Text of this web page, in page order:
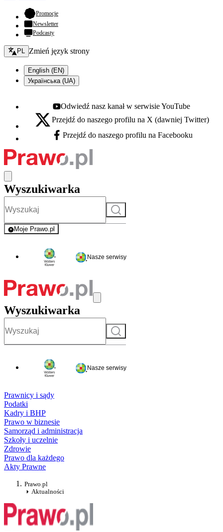
Promocje- otwiera się w nowej karcie
Newsletter
Podcasty
Zmień język - bieżący:
PL Zmień język strony
English (EN)
Українська (UA)
Youtube - otwiera się w nowej karcie
Odwiedź nasz kanał w serwisie YouTube
X - otwiera się w nowej karcie
Przejdź do naszego profilu na X (dawniej Twitter)
Facebook - otwiera się w nowej karcie
Przejdź do naszego profilu na Facebooku
Wyszukiwarka
Szukaj
Moje Prawo.pl
- rejestracja i logowanie do serwisu
Nasze serwisy
Wyszukiwarka
Szukaj
Nasze serwisy
Prawnicy i sądy
Podatki
Kadry i BHP
Prawo w biznesie
Samorząd i administracja
Szkoły i uczelnie
Zdrowie
Prawo dla każdego
Akty Prawne
Prawo.pl
Aktualności